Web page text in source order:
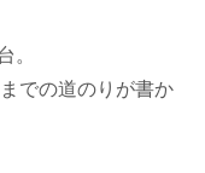
。
での道のりが書か